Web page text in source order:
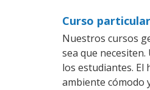
Curso
Nuestros cursos
sea que
los estudiantes. El
ambiente cómodo